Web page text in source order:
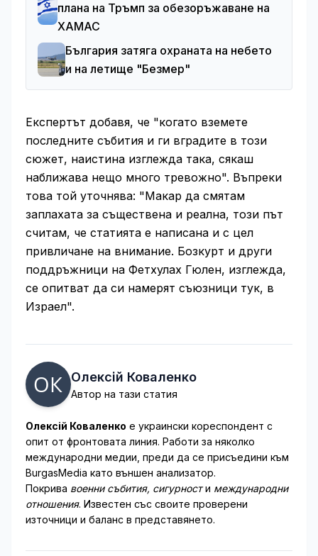
плана на Тръмп за обезоръжаване на
ХАМАС
България затяга охраната на небето
и на летище "Безмер"
Експертът добавя, че "когато вземете
последните събития и ги вградите в този
сюжет, наистина изглежда така, сякаш
наближава нещо много тревожно". Въпреки
това той уточнява: "Макар да смятам
заплахата за съществена и реална, този път
считам, че статията е написана и с цел
привличане на внимание. Бозкурт и други
поддръжници на Фетхулах Гюлен, изглежда,
се опитват да си намерят съюзници тук, в
Израел".
Олексій Коваленко
Автор на тази статия
Олексій Коваленко е украински кореспондент с
опит от фронтовата линия. Работи за няколко
международни медии, преди да се присъедини към
BurgasMedia като външен анализатор.
Покрива военни събития, сигурности международни
отношения. Известен със своите проверени
източници и баланс в представянето.